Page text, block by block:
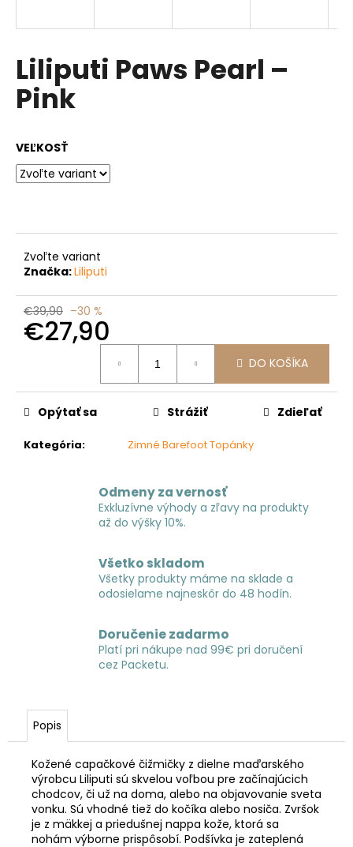
Liliputi Paws Pearl –
Pink
VEĽKOSŤ
Zvoľte variant
Značka:Liliputi
€39,90 –30 %
€27,90
DO KOŠÍKA
Kategória: Zimné Barefoot Topánky
Opýtať sa Strážiť Zdieľať
Odmeny za vernosť
Exkluzívne výhody a zľavy na produkty
až do výšky 10%.
Všetko skladom
Všetky produkty máme na sklade a
odosielame najneskôr do 48 hodín.
Doručenie zadarmo
Platí pri nákupe nad 99€ pri doručení
cez Packetu.
Popis
Kožené capačkové čižmičky z dielne maďarského
výrobcu Liliputi sú skvelou voľbou pre začínajúcich
chodcov, či už na doma, alebo na objavovanie sveta
vonku. Sú vhodné tiež do kočíka alebo nosiča. Zvršok
je z mäkkej a priedušnej nappa kože, ktorá sa
nohám výborne prispôsobí. Podšívka je zateplená
s
ť
?
O
d
o
ú
m
e